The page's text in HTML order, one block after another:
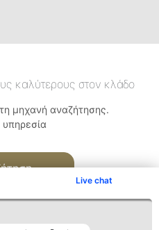
Live chat
καλύτερους στον κλάδο
μηχανή αναζήτησης.